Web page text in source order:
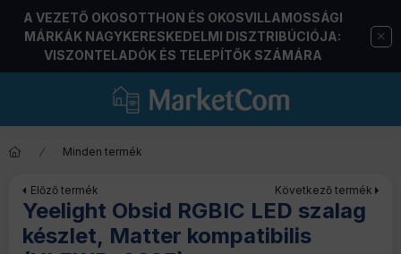
A VEZETŐ OKOSOTTHON ÉS OKOSVILLAMOSSÁGI
MÁRKÁK NAGYKERESKEDELMI DISZTRIBÚCIÓJA:
VISZONTELADÓK ÉS TELEPÍTŐK SZÁMÁRA
Minden termék
Előző termék Következő termék
Yeelight Obsid RGBIC LED szalag
készlet, Matter kompatibilis